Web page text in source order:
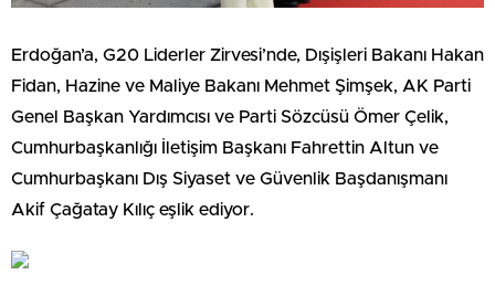
Erdoğan’a, G20 Liderler Zirvesi’nde, Dışişleri Bakanı Hakan
Fidan, Hazine ve Maliye Bakanı Mehmet Şimşek, AK Parti
Genel Başkan Yardımcısı ve Parti Sözcüsü Ömer Çelik,
Cumhurbaşkanlığı İletişim Başkanı Fahrettin Altun ve
Cumhurbaşkanı Dış Siyaset ve Güvenlik Başdanışmanı
Akif Çağatay Kılıç eşlik ediyor.